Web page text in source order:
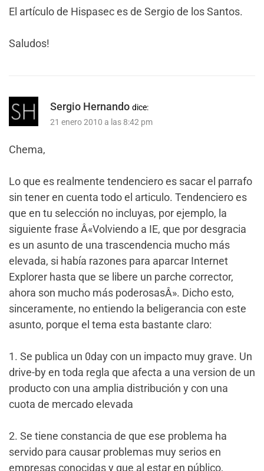
El artículo de Hispasec es de Sergio de los Santos.
Saludos!
Sergio Hernando dice:
21 enero 2010 a las 8:42 pm
Chema,
Lo que es realmente tendenciero es sacar el parrafo
sin tener en cuenta todo el articulo. Tendenciero es
que en tu selección no incluyas, por ejemplo, la
siguiente frase Â«Volviendo a IE, que por desgracia
es un asunto de una trascendencia mucho más
elevada, si había razones para aparcar Internet
Explorer hasta que se libere un parche corrector,
ahora son mucho más poderosasÂ». Dicho esto,
sinceramente, no entiendo la beligerancia con este
asunto, porque el tema esta bastante claro:
1. Se publica un 0day con un impacto muy grave. Un
drive-by en toda regla que afecta a una version de un
producto con una amplia distribución y con una
cuota de mercado elevada
2. Se tiene constancia de que ese problema ha
servido para causar problemas muy serios en
empresas conocidas y que al estar en público,